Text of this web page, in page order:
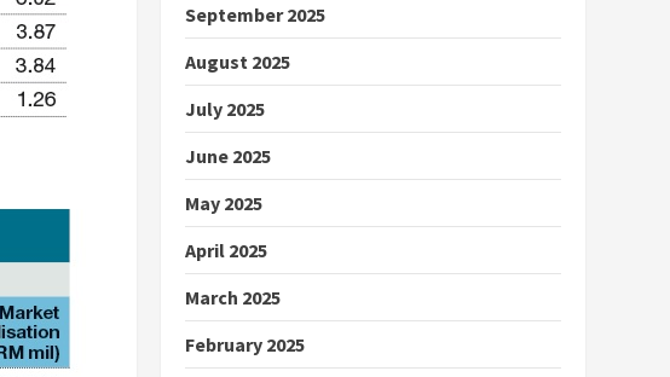
September 2025
August 2025
July 2025
June 2025
May 2025
April 2025
March 2025
February 2025